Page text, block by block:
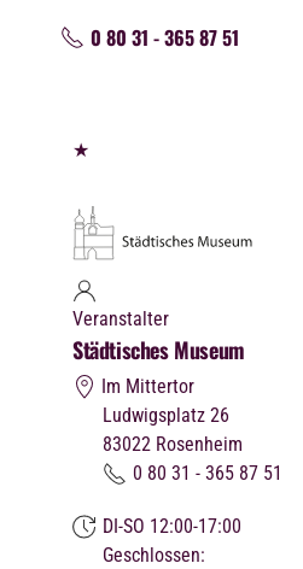
0 80 31 - 365 87 51
★
Veranstalter
Städtisches Museum
Im Mittertor
Ludwigsplatz 26
83022 Rosenheim
0 80 31 - 365 87 51
DI-SO 12:00-17:00
Geschlossen: